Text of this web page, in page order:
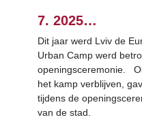
7. 2025…
Dit jaar werd Lviv de
Urban Camp werd
openingsceremonie.
het kamp verblijven,
tijdens de
van de stad.